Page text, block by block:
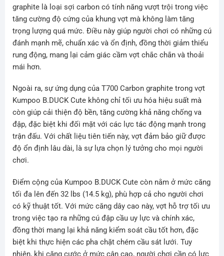
graphite là loại sợi carbon có tính năng vượt trội trong việc
tăng cường độ cứng của khung vợt mà không làm tăng
trọng lượng quá mức. Điều này giúp người chơi có những cú
đánh mạnh mẽ, chuẩn xác và ổn định, đồng thời giảm thiểu
rung động, mang lại cảm giác cầm vợt chắc chắn và thoải
mái hơn.
Ngoài ra, sự ứng dụng của T700 Carbon graphite trong vợt
Kumpoo B.DUCK Cute không chỉ tối ưu hóa hiệu suất mà
còn giúp cải thiện độ bền, tăng cường khả năng chống va
đập, đặc biệt khi đối mặt với các lực tác động mạnh trong
trận đấu. Với chất liệu tiên tiến này, vợt đảm bảo giữ được
độ ổn định lâu dài, là sự lựa chọn lý tưởng cho mọi người
chơi.
Điểm cộng của Kumpoo B.DUCK Cute còn nằm ở mức căng
tối đa lên đến 32 lbs (14.5 kg), phù hợp cả cho người chơi
có kỹ thuật tốt. Với mức căng dây cao này, vợt hỗ trợ tối ưu
trong việc tạo ra những cú đập cầu uy lực và chính xác,
đồng thời mang lại khả năng kiểm soát cầu tốt hơn, đặc
biệt khi thực hiện các pha chặt chém cầu sát lưới. Tuy
nhiên, khi căng cước ở mức cân cao, người chơi cần có lực